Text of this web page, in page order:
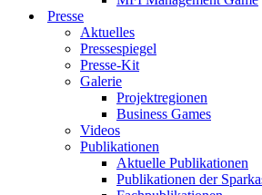
Presse
Aktuelles
Pressespiegel
Presse-Kit
Galerie
Projektregionen
Business Games
Videos
Publikationen
Aktuelle Publikationen
Publikationen der